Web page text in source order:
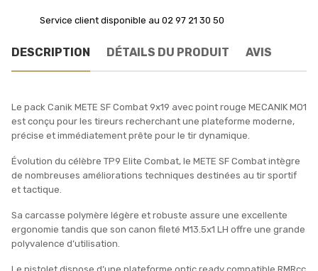
Service client disponible au 02 97 21 30 50
DESCRIPTION DÉTAILS DU PRODUIT AVIS
Le pack Canik METE SF Combat 9x19 avec point rouge MECANIK MO1
est conçu pour les tireurs recherchant une plateforme moderne,
précise et immédiatement prête pour le tir dynamique.
Évolution du célèbre TP9 Elite Combat, le METE SF Combat intègre
de nombreuses améliorations techniques destinées au tir sportif
et tactique.
Sa carcasse polymère légère et robuste assure une excellente
ergonomie tandis que son canon fileté M13.5x1 LH offre une grande
polyvalence d’utilisation.